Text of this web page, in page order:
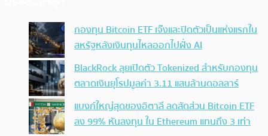
กองทุน Bitcoin ETF เจ๊งและปิดตัวเป็นแห่งแรกใน
สหรัฐหลังเงินทุนไหลออกไปฝั่ง AI
BlackRock ลุยเปิดตัว Tokenized สำหรับกองทุน
ตลาดเงินยุโรปมูลค่า 3.11 แสนล้านดอลลาร์
แบงก์ใหญ่สุดของอิตาลี ลดสัดส่วน Bitcoin ETF
ลง 99% หันลงทุน ใน Ethereum แทนถึง 3 เท่า